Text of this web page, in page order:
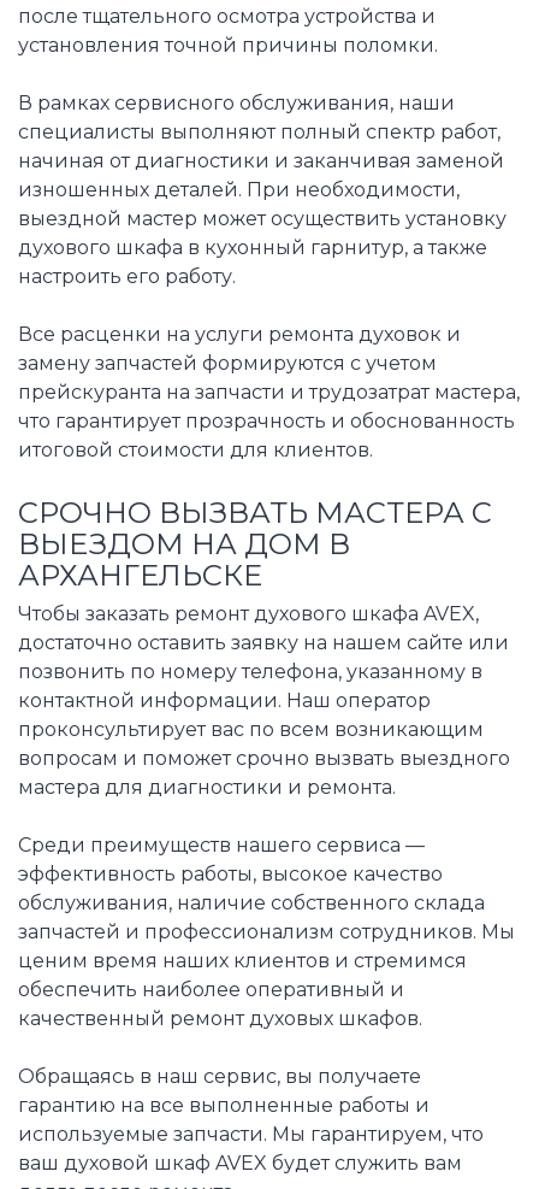
после тщательного осмотра устройства и
установления точной причины поломки.
В рамках сервисного обслуживания, наши
специалисты выполняют полный спектр работ,
начиная от диагностики и заканчивая заменой
изношенных деталей. При необходимости,
выездной мастер может осуществить установку
духового шкафа в кухонный гарнитур, а также
настроить его работу.
Все расценки на услуги ремонта духовок и
замену запчастей формируются с учетом
прейскуранта на запчасти и трудозатрат мастера,
что гарантирует прозрачность и обоснованность
итоговой стоимости для клиентов.
СРОЧНО ВЫЗВАТЬ МАСТЕРА С
ВЫЕЗДОМ НА ДОМ В
АРХАНГЕЛЬСКЕ
Чтобы заказать ремонт духового шкафа AVEX,
достаточно оставить заявку на нашем сайте или
позвонить по номеру телефона, указанному в
контактной информации. Наш оператор
проконсультирует вас по всем возникающим
вопросам и поможет срочно вызвать выездного
мастера для диагностики и ремонта.
Среди преимуществ нашего сервиса —
эффективность работы, высокое качество
обслуживания, наличие собственного склада
запчастей и профессионализм сотрудников. Мы
ценим время наших клиентов и стремимся
обеспечить наиболее оперативный и
качественный ремонт духовых шкафов.
Обращаясь в наш сервис, вы получаете
гарантию на все выполненные работы и
используемые запчасти. Мы гарантируем, что
ваш духовой шкаф AVEX будет служить вам